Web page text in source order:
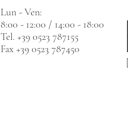
Lun - Ven:
8:00 - 12:00 / 14:00 - 18:00
Tel. +39 0523 787155
Fax +39 0523 787450